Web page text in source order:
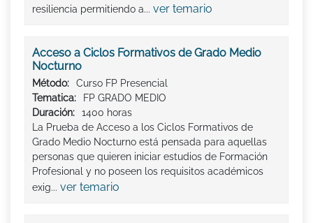
resiliencia permitiendo a... ver temario
Acceso a Ciclos Formativos de Grado Medio
Nocturno
Método:
Curso FP Presencial
Tematica:
FP GRADO MEDIO
Duración:
1400 horas
La Prueba de Acceso a los Ciclos Formativos de
Grado Medio Nocturno está pensada para aquellas
personas que quieren iniciar estudios de Formación
Profesional y no poseen los requisitos académicos
exig... ver temario